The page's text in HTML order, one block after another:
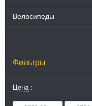
Велосипеды
Фильтры
Цена